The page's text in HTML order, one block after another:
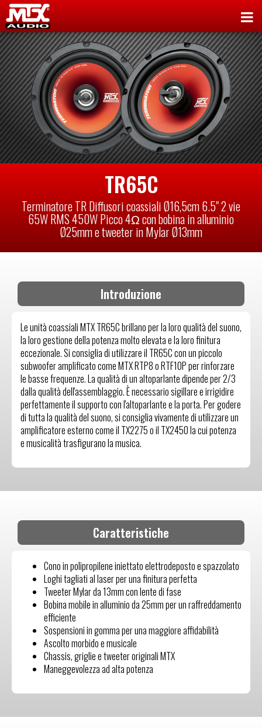
TR65C
Terminatore TR Diffusori coassiali Ø16,5cm 6.5" 2 vie
65W RMS 450W Picco 4Ω con bobina in alluminio
Ø25mm e tweeter in Mylar Ø13mm
Introduzione
Le unità coassiali MTX TR65C brillano per la loro qualità del suono,
la loro gestione della potenza molto elevata e la loro finitura
eccezionale. Si consiglia di utilizzare il TR65C con un piccolo
subwoofer amplificato come MTX RTP8 o RTF10P per rinforzare
le basse frequenze. La qualità di un altoparlante dipende per 2/3
dalla qualità dell'assemblaggio. È necessario sigillare e irrigidire
perfettamente il supporto con l'altoparlante e la porta. Per godere
di tutta la qualità del suono, si consiglia vivamente di utilizzare un
amplificatore esterno come il TX2275 o il TX2450 la cui potenza
e musicalità trasfigurano la musica.
Caratteristiche
Cono in polipropilene iniettato elettrodeposto e spazzolato
Loghi tagliati al laser per una finitura perfetta
Tweeter Mylar da 13mm con lente di fase
Bobina mobile in alluminio da 25mm per un raffreddamento
efficiente
Sospensioni in gomma per una maggiore affidabilità
Ascolto morbido e musicale
Chassis, griglie e tweeter originali MTX
Maneggevolezza ad alta potenza